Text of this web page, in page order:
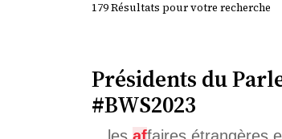
179 Résultats pour votre recherche
Présidents du
#BWS2023